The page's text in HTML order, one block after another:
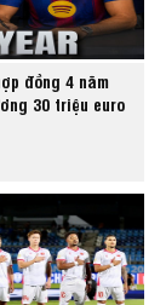
đồng 4 năm
30 triệu euro